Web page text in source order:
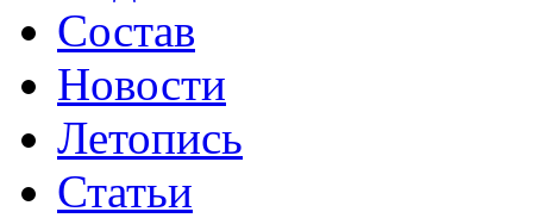
Состав
Новости
Летопись
Статьи